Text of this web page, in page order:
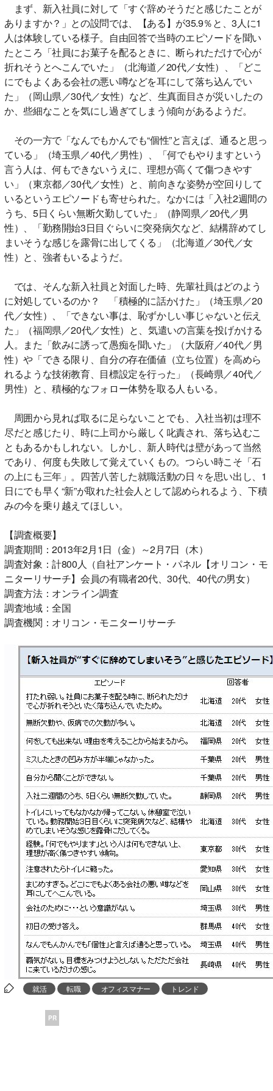
まず、新入社員に対して「すぐ辞めそうだと感じたことが
ありますか？」との設問では、【ある】が35.9％と、3人に1
人は体験している様子。自由回答で当時のエピソードを聞い
たところ「社員にお菓子を配るときに、断られただけで心が
折れそうとへこんでいた」（北海道／20代／女性）、「どこ
にでもよくある会社の悪い噂などを耳にして落ち込んでい
た」（岡山県／30代／女性）など、生真面目さが災いしたの
か、些細なことを気にし過ぎてしまう傾向があるようだ。
その一方で「なんでもかんでも“個性”と言えば、通ると思っ
ている」（埼玉県／40代／男性）、「何でもやりますという
言う人は、何もできないうえに、理想が高くて傷つきやす
い」（東京都／30代／女性）と、前向きな姿勢が空回りして
いるというエピソードも寄せられた。なかには「入社2週間の
うち、5日くらい無断欠勤していた」（静岡県／20代／男
性）、「勤務開始3日目ぐらいに突発病欠など、結構辞めてし
まいそうな感じを露骨に出してくる」（北海道／30代／女
性）と、強者もいるようだ。
では、そんな新入社員と対面した時、先輩社員はどのよう
に対処しているのか？ 「積極的に話かけた」（埼玉県／20
代／女性）、「できない事は、恥ずかしい事じゃないと伝え
た」（福岡県／20代／女性）と、気遣いの言葉を投げかける
人。また「飲みに誘って愚痴を聞いた」（大阪府／40代／男
性）や「できる限り、自分の存在価値（立ち位置）を高めら
れるような技術教育、目標設定を行った」（長崎県／40代／
男性）と、積極的なフォロー体勢を取る人もいる。
周囲から見れば取るに足らないことでも、入社当初は理不
尽だと感じたり、時に上司から厳しく叱責され、落ち込むこ
ともあるかもしれない。しかし、新人時代は壁があって当然
であり、何度も失敗して覚えていくもの。つらい時こそ「石
の上にも三年」。四苦八苦した就職活動の日々を思い出し、1
日にでも早く“新”が取れた社会人として認められるよう、下積
みの今を乗り越えてほしい。
【調査概要】
調査期間：2013年2月1日（金）～2月7日（木）
調査対象：計800人（自社アンケート・パネル【オリコン・モ
ニターリサーチ】会員の有職者20代、30代、40代の男女）
調査方法：オンライン調査
調査地域：全国
調査機関：オリコン・モニターリサーチ
就活 転職 オフィスマナー トレンド
PR